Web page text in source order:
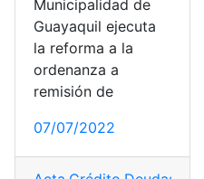
Municipalidad de
Guayaquil ejecuta
la reforma a la
ordenanza a
remisión de
07/07/2022